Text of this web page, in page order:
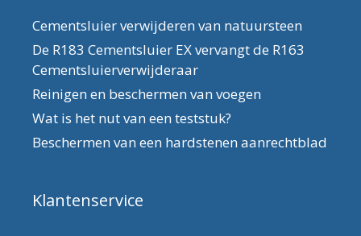
Cementsluier verwijderen van natuursteen
De R183 Cementsluier EX vervangt de R163
Cementsluierverwijderaar
Reinigen en beschermen van voegen
Wat is het nut van een teststuk?
Beschermen van een hardstenen aanrechtblad
Klantenservice